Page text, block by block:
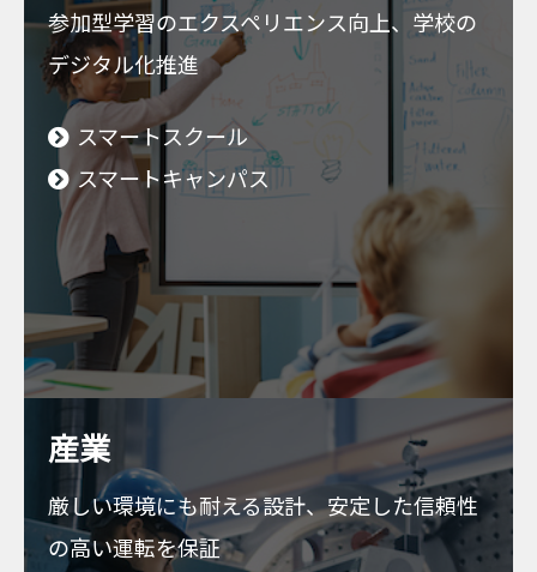
参加型学習のエクスペリエンス向上、学校の
デジタル化推進
スマートスクール
スマートキャンパス
産業
厳しい環境にも耐える設計、安定した信頼性
の高い運転を保証